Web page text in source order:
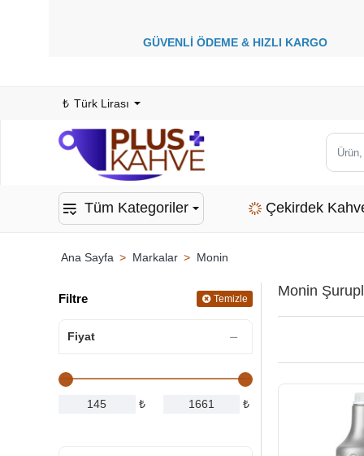
GÜVENLİ ÖDEME & HIZLI KARGO
₺ Türk Lirası
Ürün,
marka
Tüm Kategoriler Çekirdek
Markalar Monin
Filtre Temizle
Fiyat
₺ ₺
Monin